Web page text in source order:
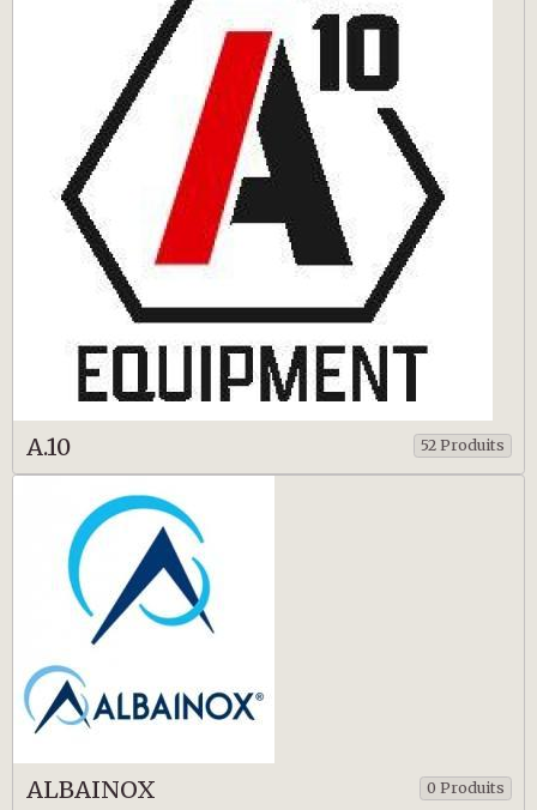
A.10 52 Produits
ALBAINOX 0 Produits